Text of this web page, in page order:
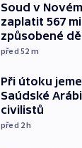
Soud v
zaplatit 567
způsobené
před 52 m
Při útoku
Saúdské
civilistů
před 2h